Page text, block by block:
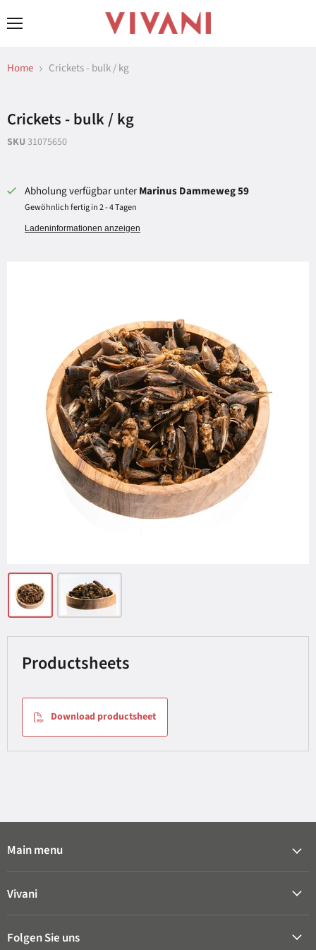
Home Crickets - bulk / kg
Crickets - bulk / kg
SKU31075650
Abholung verfügbar unterMarinus Dammeweg 59
Gewöhnlich fertig in 2 - 4 Tagen
Ladeninformationen anzeigen
Productsheets
Download productsheet
Main menu
Vivani
Folgen Sie uns